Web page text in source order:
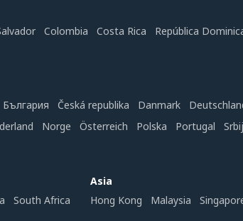
Colombia Costa Rica República
България Česká republika Danmark
Norge Österreich Polska Portugal
South Africa
Asia
Hong Kong
Malaysia